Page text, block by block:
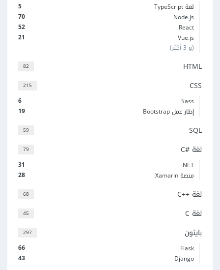
5
لغة TypeScript
70
Node.js
52
React
21
Vue.js
(و 3 أكثر)
82 HTML
215 CSS
6
Sass
19
إطار عمل Bootstrap
59 SQL
79 لغة C#‎
31
‎.NET
28
منصة Xamarin
68 لغة C++‎
45 لغة C
297 بايثون
66
Flask
43
Django